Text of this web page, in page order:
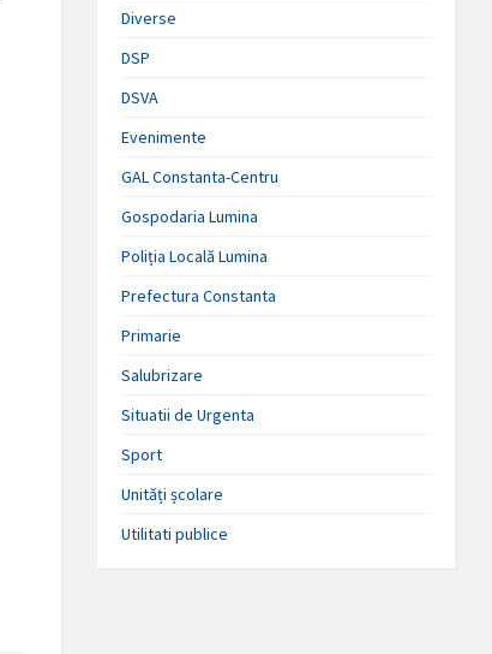
Diverse
DSP
DSVA
Evenimente
GAL Constanta-Centru
Gospodaria Lumina
Poliția Locală Lumina
Prefectura Constanta
Primarie
Salubrizare
Situatii de Urgenta
Sport
Unități școlare
Utilitati publice